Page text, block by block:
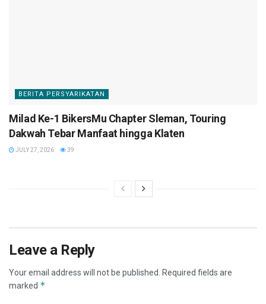
BERITA PERSYARIKATAN
Milad Ke-1 BikersMu Chapter Sleman, Touring
Dakwah Tebar Manfaat hingga Klaten
JULY 27, 2026 39
Leave a Reply
Your email address will not be published. Required fields are
marked *